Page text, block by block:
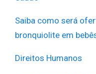
Saiba como será
bronquiolite em
Direitos Humanos